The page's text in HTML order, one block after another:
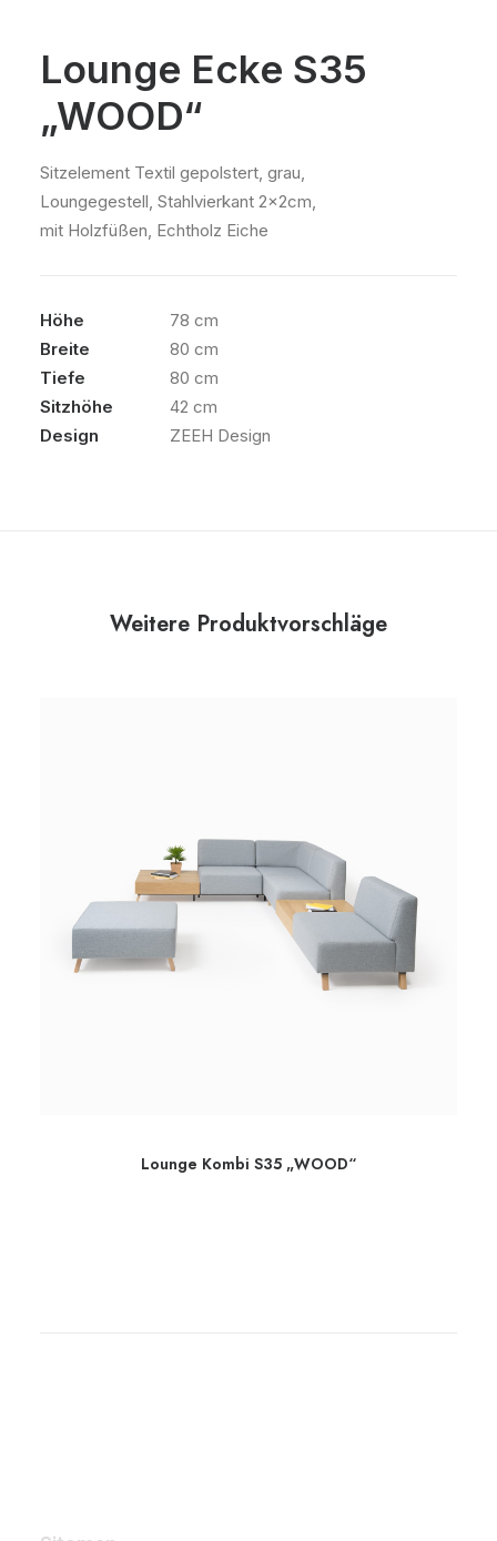
Lounge Ecke S35
„WOOD“
Sitzelement Textil gepolstert, grau,
Loungegestell, Stahlvierkant 2x2cm,
mit Holzfüßen, Echtholz Eiche
Höhe
78 cm
Breite
80 cm
Tiefe
80 cm
Sitzhöhe
42 cm
Design
ZEEH Design
Weitere Produktvorschläge
Lounge Kombi S35 „WOOD“